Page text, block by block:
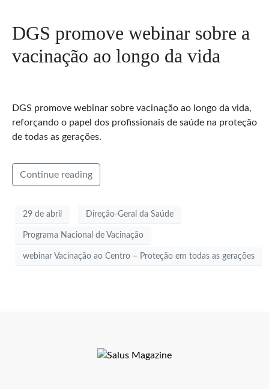
DGS promove webinar sobre a
vacinação ao longo da vida
DGS promove webinar sobre vacinação ao longo da vida,
reforçando o papel dos profissionais de saúde na proteção
de todas as gerações.
Continue reading
29 de abril Direção-Geral da Saúde
Programa Nacional de Vacinação
webinar Vacinação ao Centro – Proteção em todas as gerações